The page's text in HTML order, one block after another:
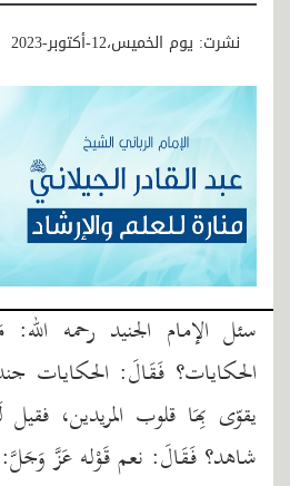
نشرت: يوم الخميس،12-أكتوبر-2023
سئل الإمام الجنيد رحمه الله:
الحكايات؟ فَقَالَ: الحكايات
يقوّى بِهَا قلوب المريدين،
شاهد؟ فَقَالَ: نعم قَوْله عَزَّ وَجَلَّ: